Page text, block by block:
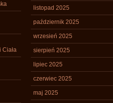
Ciała
listopad 2025
październik 2025
wrzesień 2025
sierpień 2025
lipiec 2025
czerwiec 2025
maj 2025